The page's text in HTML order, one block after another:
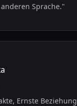
Sprache."
Ernste Beziehung